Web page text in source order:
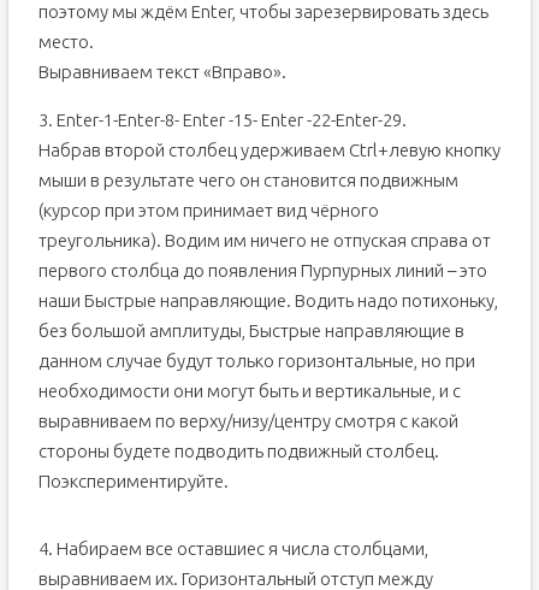
поэтому мы ждём Enter, чтобы зарезервировать здесь
место.
Выравниваем текст «Вправо».
3. Enter-1-Enter-8- Enter -15- Enter -22-Enter-29.
Набрав второй столбец удерживаем Ctrl+левую кнопку
мыши в результате чего он становится подвижным
(курсор при этом принимает вид чёрного
треугольника). Водим им ничего не отпуская справа от
первого столбца до появления Пурпурных линий – это
наши Быстрые направляющие. Водить надо потихоньку,
без большой амплитуды, Быстрые направляющие в
данном случае будут только горизонтальные, но при
необходимости они могут быть и вертикальные, и с
выравниваем по верху/низу/центру смотря с какой
стороны будете подводить подвижный столбец.
Поэкспериментируйте.
4. Набираем все оставшиес я числа столбцами,
выравниваем их. Горизонтальный отступ между